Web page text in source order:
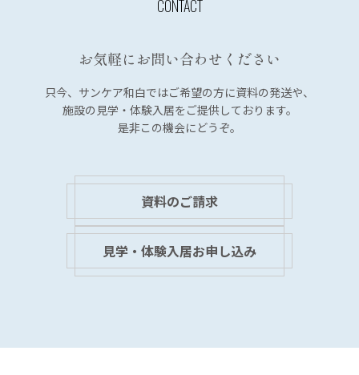
お気軽にお問い合わせください
只今、サンケア和白ではご希望の方に資料の発送や、
施設の見学・体験入居をご提供しております。
是非この機会にどうぞ。
資料のご請求
見学・体験入居お申し込み